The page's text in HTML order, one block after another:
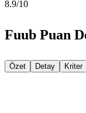
8.9/10
Fuub Puan
Özet Detay Kriter